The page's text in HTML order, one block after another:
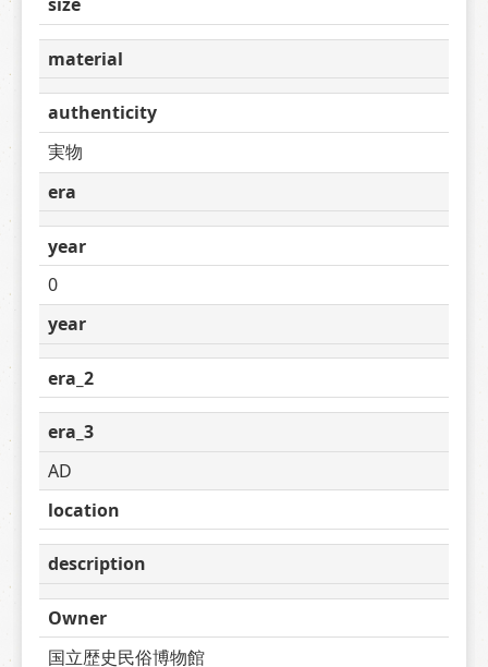
material
authenticity
実物
era
year
0
year
era_2
era_3
AD
location
description
Owner
国立歴史民俗博物館